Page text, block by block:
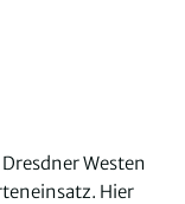
Westen
Hier